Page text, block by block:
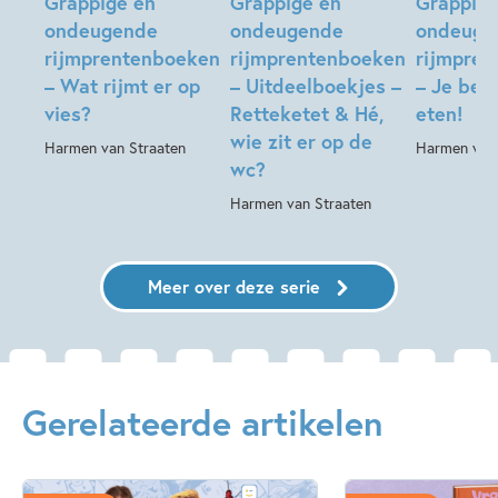
ondeugende
rijmprentenboeken
– Wat rijmt er op
vies?
Harmen van Straaten
ondeugende
rijmprentenboeken
– Uitdeelboekjes –
Retteketet & Hé,
wie zit er op de
wc?
Harmen van Straaten
– Je
eten!
Harmen
Meer over deze serie
Gerelateerde artikelen